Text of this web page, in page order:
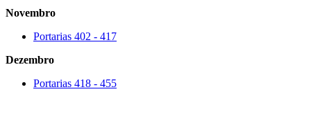
Novembro
Portarias 402 - 417
Dezembro
Portarias 418 - 455